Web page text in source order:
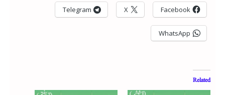
Facebook
X
Telegram
WhatsApp
Related